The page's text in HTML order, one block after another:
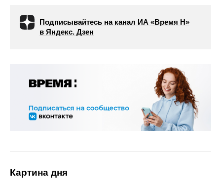
Подписывайтесь на канал ИА «Время Н»
в Яндекс. Дзен
Картина дня